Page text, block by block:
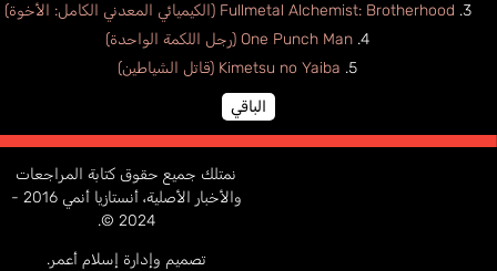
Fullmetal Alchemist: Brotherhood (الكيميائي المعدني الكامل: الأخوة)
One Punch Man (رجل اللكمة الواحدة)
Kimetsu no Yaiba (قاتل الشياطين)
الباقي
نمتلك جميع حقوق كتابة المراجعات
والأخبار الأصلية، أنستازيا أنمي 2016 -
2024 ©.
تصميم وإدارة إسلام أعمر.